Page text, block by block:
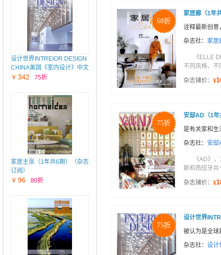
设计世界INTREIOR DESIGN
CHINA美国《室内设计》中文
版（1年共12期）（杂志订
￥ 342 75折
家居主张（1年共6期）（杂志
订阅）
￥ 96 80折
68折
家居廊（1年
诠释最新创意
杂志社： 家居
《ELLE
不同风格、
杂志铺价： ¥
75折
安邸AD（1年
是有关家和生
杂志社： 安邸
《AD》
斯和西班牙共
杂志铺价： ¥
75折
设计世界
被认为是全球
杂志社： 设计